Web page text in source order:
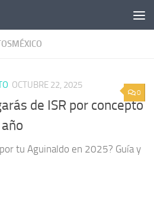
0
OCTUBRE 22, 2025
de ISR por concepto
tu Aguinaldo en 2025? Guía y